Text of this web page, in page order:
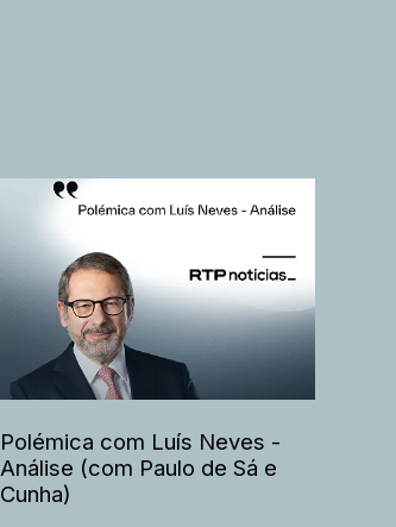
Polémica com Luís Neves -
Análise (com Paulo de Sá e
Cunha)